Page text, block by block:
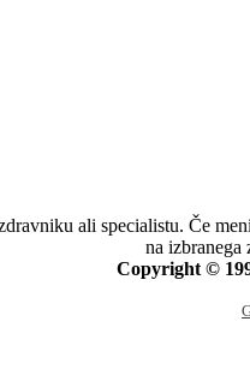
ali specialistu. Če
na izbranega
Copyright ©